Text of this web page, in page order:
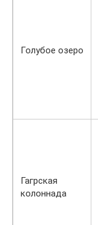
Голубое озеро
Гагрская
колоннада